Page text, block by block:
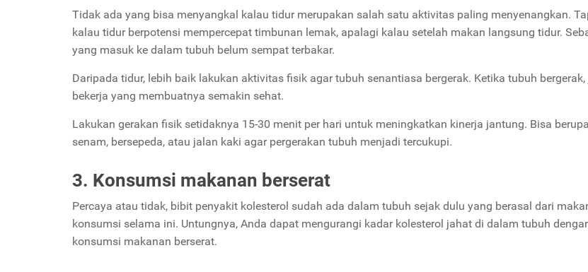
Tidak ada yang bisa menyangkal kalau tidur merupakan salah satu aktivitas paling menyenangkan.
kalau tidur berpotensi mempercepat timbunan lemak, apalagi kalau setelah makan langsung tidur.
yang masuk ke dalam tubuh belum sempat terbakar.
Daripada tidur, lebih baik lakukan aktivitas fisik agar tubuh senantiasa bergerak. Ketika tubuh
bekerja yang membuatnya semakin sehat.
Lakukan gerakan fisik setidaknya 15-30 menit per hari untuk meningkatkan kinerja jantung. Bisa
senam, bersepeda, atau jalan kaki agar pergerakan tubuh menjadi tercukupi.
3. Konsumsi makanan berserat
Percaya atau tidak, bibit penyakit kolesterol sudah ada dalam tubuh sejak dulu yang berasal dari
konsumsi selama ini. Untungnya, Anda dapat mengurangi kadar kolesterol jahat di dalam tubuh
konsumsi makanan berserat.